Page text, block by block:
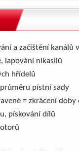
a začištění kanálů
lapování nikasilů
hřídelů
pístní sady
= zkrácení doby
pískování dílů